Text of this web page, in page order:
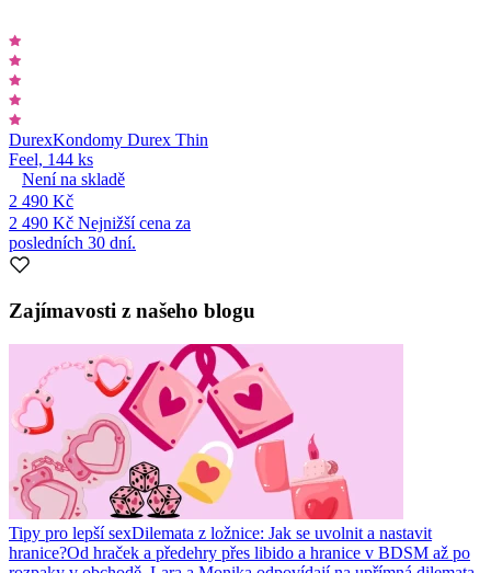
DurexKondomy Durex Thin
Feel, 144 ks
Není na skladě
2 490 Kč
2 490 Kč Nejnižší cena za
posledních 30 dní.
Zajímavosti z našeho blogu
Tipy pro lepší sexDilemata z ložnice: Jak se uvolnit a nastavit
hranice?Od hraček a předehry přes libido a hranice v BDSM až po